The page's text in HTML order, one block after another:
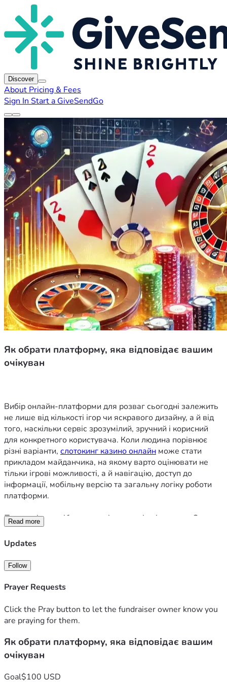
Discover
About Pricing & Fees
Sign In Start a GiveSendGo
Як обрати платформу, яка відповідає вашим
очікуван
Вибір онлайн-платформи для розваг сьогодні залежить
не лише від кількості ігор чи яскравого дизайну, а й від
того, наскільки сервіс зрозумілий, зручний і корисний
для конкретного користувача. Коли людина порівнює
різні варіанти, слотокинг казино онлайн може стати
прикладом майданчика, на якому варто оцінювати не
тільки ігрові можливості, а й навігацію, доступ до
інформації, мобільну версію та загальну логіку роботи
платформи.
Передусім потрібно зрозуміти власні очікування. Одному
користувачу важливий великий каталог ігор, іншому —
швидкий вхід до акаунта, третьому — зрозумілі бонуси, а
варто обирати платформу лише за рекламою або
першим враженням. Краще оцінити, чи справді сайт
відповідає вашим звичкам, темпу користування та
Перший критерій — простота навігації. Якісна
Реєстрація, вхід, бонуси, каталог ігор, способи
поповнення рахунку та довідкова інформація мають
бути розташовані логічно. Якщо користувач уже з
першого відвідування розуміє, куди натискати і де
Read more
Updates
Follow
Prayer Requests
Click the Pray button to let the fundraiser owner know you
are praying for them.
Як обрати платформу, яка відповідає вашим
очікуван
Goal$100 USD